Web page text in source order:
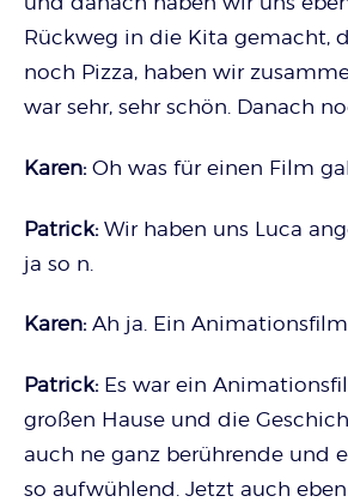
Rückweg in die Kita gemacht,
noch Pizza, haben wir
war sehr, sehr schön. Danach
Karen: Oh was für einen Film
Patrick: Wir haben uns Luca
ja so n.
Karen: Ah ja. Ein Animationsfilm.
Patrick: Es war ein
großen Hause und die
auch ne ganz berührende und
so aufwühlend. Jetzt auch